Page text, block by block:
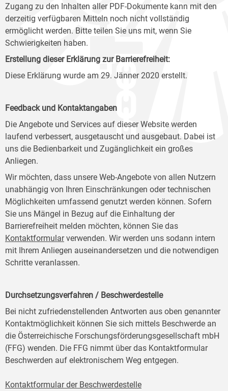
Zugang zu den Inhalten aller PDF-Dokumente kann mit den
derzeitig verfügbaren Mitteln noch nicht vollständig
ermöglicht werden. Bitte teilen Sie uns mit, wenn Sie
Schwierigkeiten haben.
Erstellung dieser Erklärung zur Barrierefreiheit:
Diese Erklärung wurde am 29. Jänner 2020 erstellt.
Feedback und Kontaktangaben
Die Angebote und Services auf dieser Website werden
laufend verbessert, ausgetauscht und ausgebaut. Dabei ist
uns die Bedienbarkeit und Zugänglichkeit ein großes
Anliegen.
Wir möchten, dass unsere Web-Angebote von allen Nutzern
unabhängig von Ihren Einschränkungen oder technischen
Möglichkeiten umfassend genutzt werden können. Sofern
Sie uns Mängel in Bezug auf die Einhaltung der
Barrierefreiheit melden möchten, können Sie das
Kontaktformularverwenden. Wir werden uns sodann intern
mit Ihrem Anliegen auseinandersetzen und die notwendigen
Schritte veranlassen.
Durchsetzungsverfahren / Beschwerdestelle
Bei nicht zufriedenstellenden Antworten aus oben genannter
Kontaktmöglichkeit können Sie sich mittels Beschwerde an
die Österreichische Forschungsförderungsgesellschaft mbH
(FFG) wenden. Die FFG nimmt über das Kontaktformular
Beschwerden auf elektronischem Weg entgegen.
Kontaktformular der Beschwerdestelle